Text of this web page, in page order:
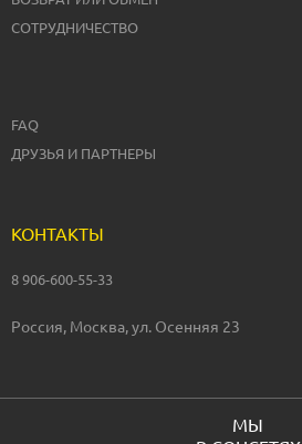
СОТРУДНИЧЕСТВО
FAQ
ДРУЗЬЯ И ПАРТНЕРЫ
КОНТАКТЫ
8 906-600-55-33
Россия, Москва, ул. Осенняя 23
МЫ